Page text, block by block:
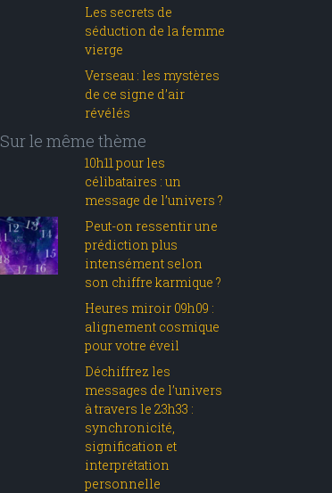
Les secrets de
séduction de la femme
vierge
Verseau : les mystères
de ce signe d’air
révélés
Sur le même thème
10h11 pour les
célibataires : un
message de l’univers ?
Peut-on ressentir une
prédiction plus
intensément selon
son chiffre karmique ?
Heures miroir 09h09 :
alignement cosmique
pour votre éveil
Déchiffrez les
messages de l’univers
à travers le 23h33 :
synchronicité,
signification et
interprétation
personnelle